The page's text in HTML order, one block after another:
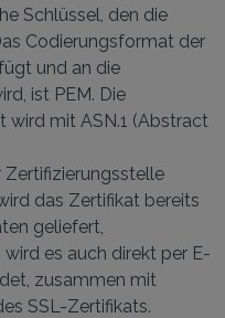
Schlüssel, den die
Codierungsformat der
und an die
ist PEM. Die
wird mit ASN.1 (Abstract
das Zertifikat bereits
geliefert,
es auch direkt per E-
zusammen mit
SSL-Zertifikats.